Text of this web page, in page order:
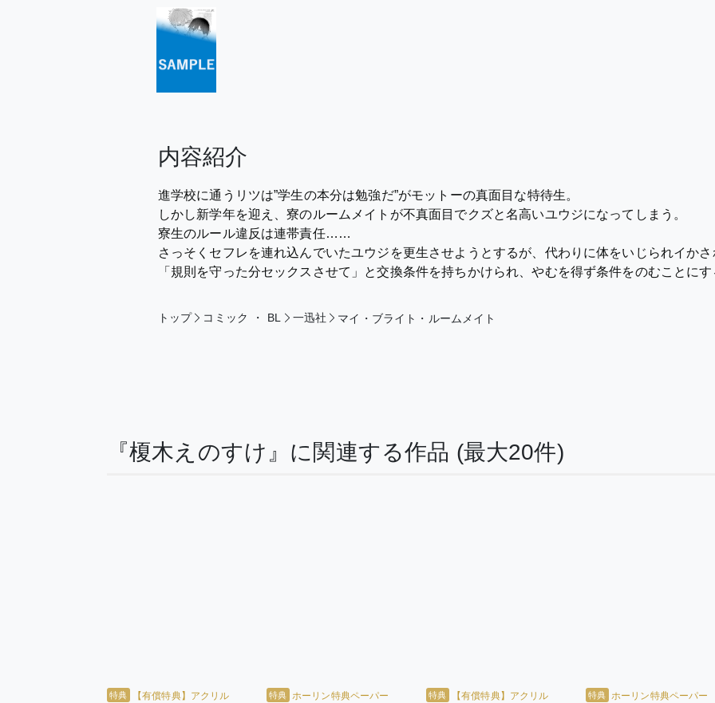
内容紹介
進学校に通うリツは”学生の本分は勉強だ”がモットーの真面目な特待生。
しかし新学年を迎え、寮のルームメイトが不真面目でクズと名高いユウジになってしまう。
寮生のルール違反は連帯責任……
さっそくセフレを連れ込んでいたユウジを更生させようとするが、代わりに体をいじられイか
「規則を守った分セックスさせて」と交換条件を持ちかけられ、やむを得ず条件をのむことに
トップ コミック ・ BL 一迅社 マイ・ブライト・ルームメイト
『榎木えのすけ』に関連する作品 (最大20件)
特典
【有償特典】アクリル
特典
ホーリン特典ペーパー
特典
【有償特典】アクリル
特典
ホーリン特典ペーパー